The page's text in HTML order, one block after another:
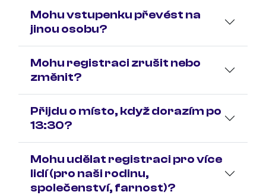
Mohu vstupenku převést na
jinou osobu?
Mohu registraci zrušit nebo
změnit?
Přijdu o místo, když dorazím po
13:30?
Mohu udělat registraci pro více
lidí (pro naši rodinu,
společenství, farnost)?